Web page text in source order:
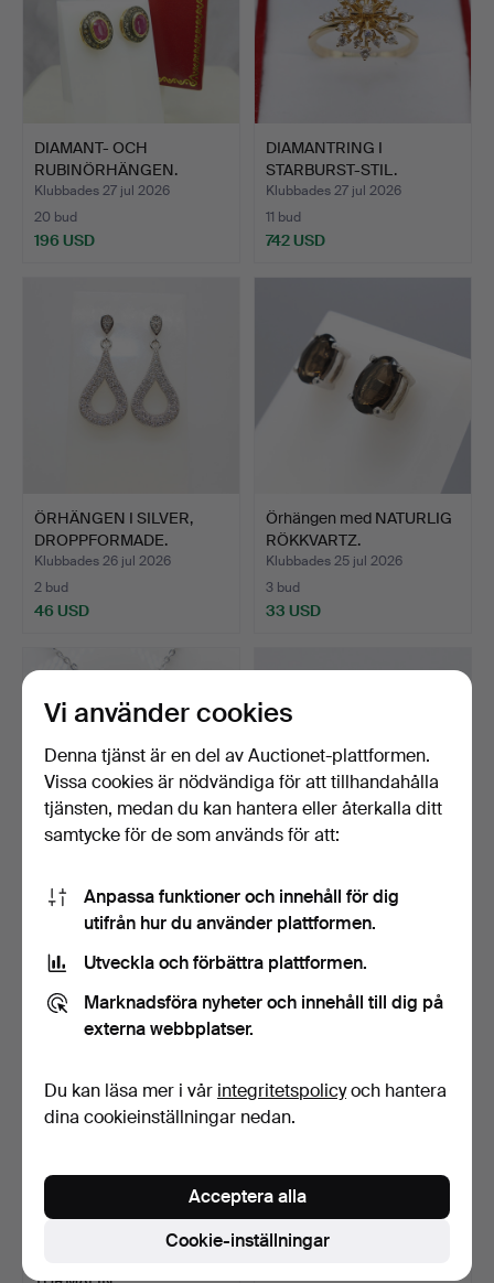
DIAMANT- OCH
RUBINÖRHÄNGEN.
Klubbades 27 jul 2026
20 bud
196 USD
DIAMANTRING I
STARBURST-STIL.
Klubbades 27 jul 2026
11 bud
742 USD
ÖRHÄNGEN I SILVER,
DROPPFORMADE.
Klubbades 26 jul 2026
2 bud
46 USD
Örhängen med NATURLIG
RÖKKVARTZ.
Klubbades 25 jul 2026
3 bud
33 USD
SILVER & GEMSTONE
flammcollier.
Klubbades 24 jul 2026
3 bud
AKVAMARIN- OCH
DIAMANTKLUSTERÖRSTI
CKOR.
Klubbades 23 jul 2026
20 bud
Vi använder cookies
Denna tjänst är en del av Auctionet-plattformen.
Vissa cookies är nödvändiga för att tillhandahålla
tjänsten, medan du kan hantera eller återkalla ditt
samtycke för de som används för att:
Anpassa funktioner och innehåll för dig
utifrån hur du använder plattformen.
Utveckla och förbättra plattformen.
Marknadsföra nyheter och innehåll till dig på
externa webbplatser.
Du kan läsa mer i vår integritetspolicyoch hantera
dina cookieinställningar nedan.
Cookie-inställningar
Acceptera alla